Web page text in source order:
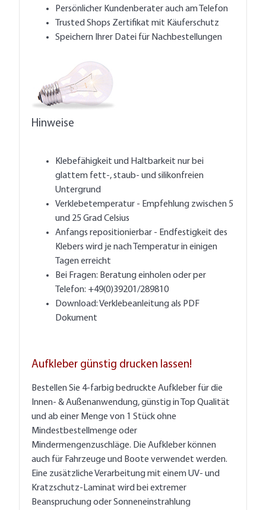
Persönlicher Kundenberater auch am Telefon
Trusted Shops Zertifikat mit Käuferschutz
Speichern Ihrer Datei für Nachbestellungen
Hinweise
Klebefähigkeit und Haltbarkeit nur bei
glattem fett-, staub- und silikonfreien
Untergrund
Verklebetemperatur - Empfehlung zwischen 5
und 25 Grad Celsius
Anfangs repositionierbar - Endfestigkeit des
Klebers wird je nach Temperatur in einigen
Tagen erreicht
Bei Fragen: Beratung einholen oder per
Telefon: +49(0)39201/289810
Download:Verklebeanleitung als PDF
Dokument
Aufkleber günstig drucken lassen!
Bestellen Sie 4-farbig bedruckte Aufkleber für die
Innen- & Außenanwendung, günstig in Top Qualität
und ab einer Menge von 1 Stück ohne
Mindestbestellmenge oder
Mindermengenzuschläge. Die Aufkleber können
auch für Fahrzeuge und Boote verwendet werden.
Eine zusätzliche Verarbeitung mit einem UV- und
Kratzschutz-Laminat wird bei extremer
Beanspruchung oder Sonneneinstrahlung